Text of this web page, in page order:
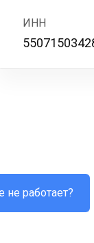
ИНН
работает?